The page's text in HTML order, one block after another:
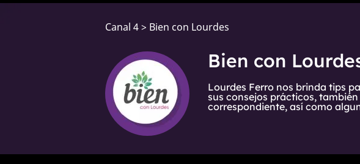
Canal 4> Bien con Lourdes
Bien con
Lourdes Ferro nos brinda tips
sus consejos prácticos,
correspondiente, así como